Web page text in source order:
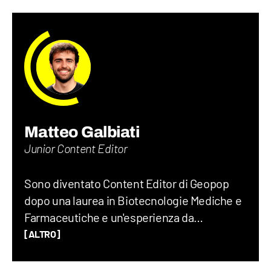
Matteo Galbiati
Junior Content Editor
Sono diventato Content Editor di Geopop
dopo una laurea in Biotecnologie Mediche e
Farmaceutiche e un'esperienza da
ricercatore tra biomateriali e colture
[ALTRO]